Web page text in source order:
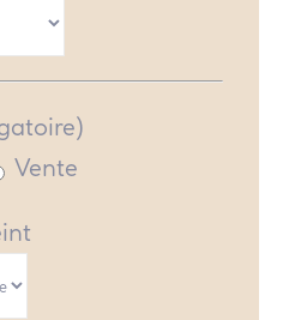
Vente